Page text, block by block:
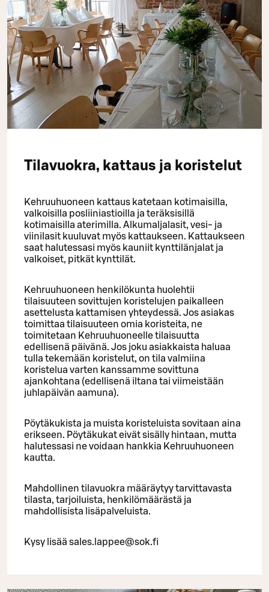
Tilavuokra, kattaus ja koristelut
Kehruuhuoneen kattaus katetaan kotimaisilla,
valkoisilla posliiniastioilla ja teräksisillä
kotimaisilla aterimilla. Alkumaljalasit, vesi- ja
viinilasit kuuluvat myös kattaukseen. Kattaukseen
saat halutessasi myös kauniit kynttilänjalat ja
valkoiset, pitkät kynttilät.
Kehruuhuoneen henkilökunta huolehtii
tilaisuuteen sovittujen koristelujen paikalleen
asettelusta kattamisen yhteydessä. Jos asiakas
toimittaa tilaisuuteen omia koristeita, ne
toimitetaan Kehruuhuoneelle tilaisuutta
edellisenä päivänä. Jos joku asiakkaista haluaa
tulla tekemään koristelut, on tila valmiina
koristelua varten kanssamme sovittuna
ajankohtana (edellisenä iltana tai viimeistään
juhlapäivän aamuna).
Pöytäkukista ja muista koristeluista sovitaan aina
erikseen. Pöytäkukat eivät sisälly hintaan, mutta
halutessasi ne voidaan hankkia Kehruuhuoneen
kautta.
Mahdollinen tilavuokra määräytyy tarvittavasta
tilasta, tarjoiluista, henkilömäärästä ja
mahdollisista lisäpalveluista.
Kysy lisää sales.lappee@sok.fi